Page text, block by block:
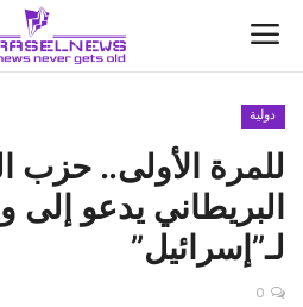
الأخبار
كتّابنا
السعودية
دولية
للمرة الأولى.. حزب
البريطاني يدعو إلى
لـ”إسرائيل”
0